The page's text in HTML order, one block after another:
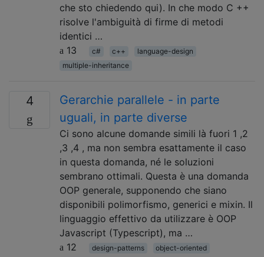
che sto chiedendo qui). In che modo C ++
risolve l'ambiguità di firme di metodi
identici …
13
c# c++
language-design
multiple-inheritance
4
Gerarchie parallele - in parte
uguali, in parte diverse
Ci sono alcune domande simili là fuori 1 ,2
,3 ,4 , ma non sembra esattamente il caso
in questa domanda, né le soluzioni
sembrano ottimali. Questa è una domanda
OOP generale, supponendo che siano
disponibili polimorfismo, generici e mixin. Il
linguaggio effettivo da utilizzare è OOP
Javascript (Typescript), ma …
12
design-patterns
object-oriented